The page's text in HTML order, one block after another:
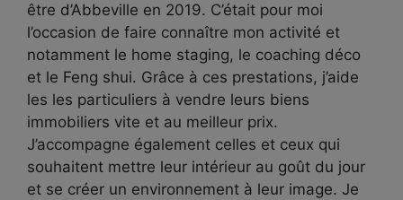
être d’Abbeville en 2019. C’était pour moi
l’occasion de faire connaître mon activité et
notamment le home staging, le coaching déco
et le Feng shui. Grâce à ces prestations, j’aide
les les particuliers à vendre leurs biens
immobiliers vite et au meilleur prix.
J’accompagne également celles et ceux qui
souhaitent mettre leur intérieur au goût du jour
et se créer un environnement à leur image. Je